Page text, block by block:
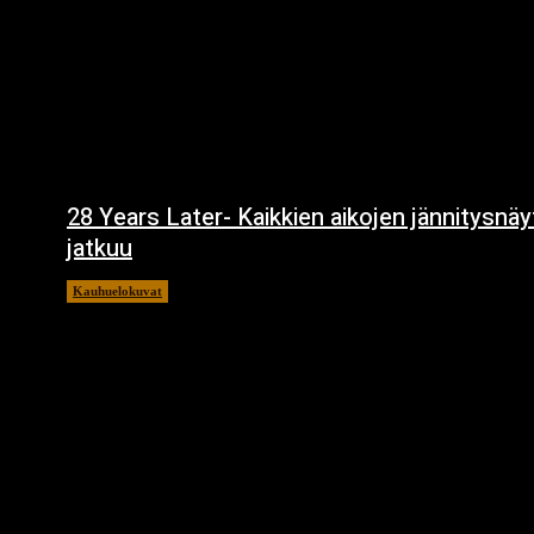
28 Years Later- Kaikkien aikojen
jatkuu
Kauhuelokuvat